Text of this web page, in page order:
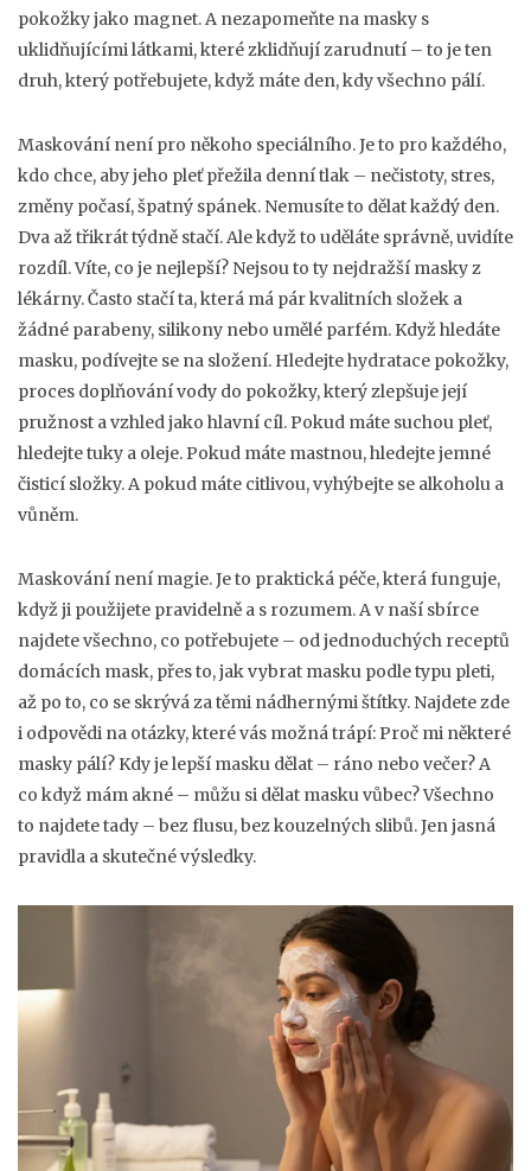
pokožky jako magnet. A nezapomeňte na masky s
uklidňujícími látkami, které zklidňují zarudnutí – to je ten
druh, který potřebujete, když máte den, kdy všechno pálí.
Maskování není pro někoho speciálního. Je to pro každého,
kdo chce, aby jeho pleť přežila denní tlak – nečistoty, stres,
změny počasí, špatný spánek. Nemusíte to dělat každý den.
Dva až třikrát týdně stačí. Ale když to uděláte správně, uvidíte
rozdíl. Víte, co je nejlepší? Nejsou to ty nejdražší masky z
lékárny. Často stačí ta, která má pár kvalitních složek a
žádné parabeny, silikony nebo umělé parfém. Když hledáte
masku, podívejte se na složení. Hledejtehydratace pokožky,
proces doplňování vody do pokožky, který zlepšuje její
pružnost a vzhledjako hlavní cíl. Pokud máte suchou pleť,
hledejte tuky a oleje. Pokud máte mastnou, hledejte jemné
čisticí složky. A pokud máte citlivou, vyhýbejte se alkoholu a
vůněm.
Maskování není magie. Je to praktická péče, která funguje,
když ji použijete pravidelně a s rozumem. A v naší sbírce
najdete všechno, co potřebujete – od jednoduchých receptů
domácích mask, přes to, jak vybrat masku podle typu pleti,
až po to, co se skrývá za těmi nádhernými štítky. Najdete zde
i odpovědi na otázky, které vás možná trápí: Proč mi některé
masky pálí? Kdy je lepší masku dělat – ráno nebo večer? A
co když mám akné – můžu si dělat masku vůbec? Všechno
to najdete tady – bez flusu, bez kouzelných slibů. Jen jasná
pravidla a skutečné výsledky.